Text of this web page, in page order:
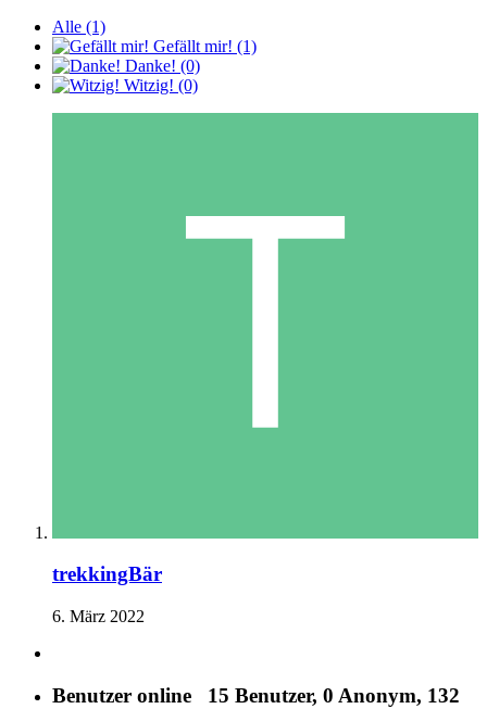
Alle (1)
Gefällt mir! (1)
Danke! (0)
Witzig! (0)
trekkingBär
6. März 2022
Benutzer online 15 Benutzer, 0 Anonym, 132